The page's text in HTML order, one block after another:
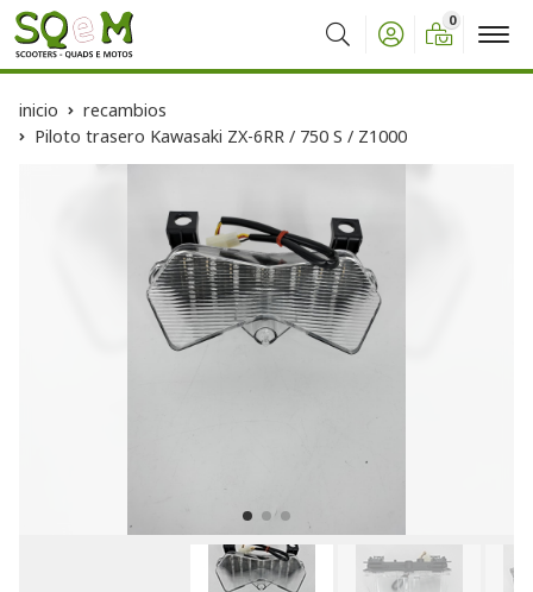
Buscar
0
inicio
recambios
Piloto trasero Kawasaki ZX-6RR / 750 S / Z1000